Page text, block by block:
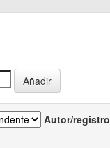
Autor/registro